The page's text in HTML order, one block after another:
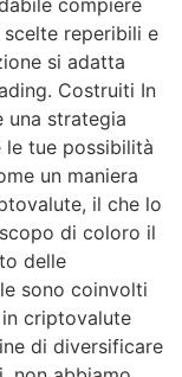
eppure
parziale
compiere
reperibili e
si adatta
Costruiti In
strategia
tue possibilità
un maniera